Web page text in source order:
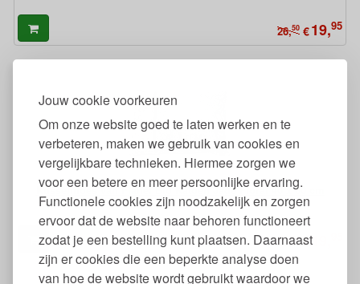
Jouw cookie voorkeuren
Om onze website goed te laten werken en te
verbeteren, maken we gebruik van cookies en
vergelijkbare technieken. Hiermee zorgen we
voor een betere en meer persoonlijke ervaring.
Functionele cookies zijn noodzakelijk en zorgen
ervoor dat de website naar behoren functioneert
zodat je een bestelling kunt plaatsen. Daarnaast
zijn er cookies die een beperkte analyse doen
van hoe de website wordt gebruikt waardoor we
26,50 €19,95
Kussenhoes van Flanel Bio Katoen Jade Floral 40 x 60 cm
26,50 €19,